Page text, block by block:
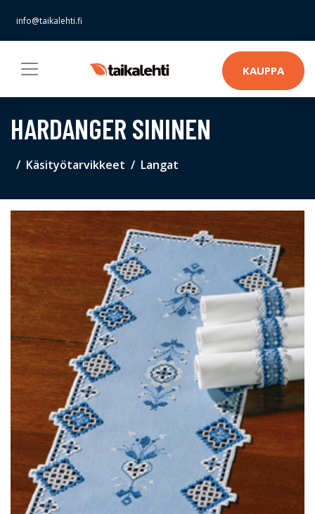
info@taikalehti.fi
KAUPPA
HARDANGER SININEN
Käsityötarvikkeet Langat